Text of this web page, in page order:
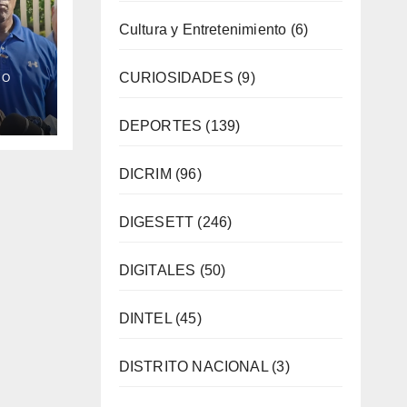
Cultura y Entretenimiento (6)
CURIOSIDADES (9)
DEPORTES (139)
DICRIM (96)
DIGESETT (246)
DIGITALES (50)
DINTEL(45)
DISTRITO NACIONAL(3)